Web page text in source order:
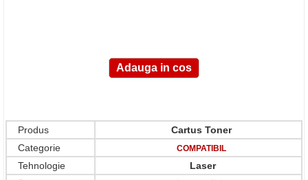
Produs
Cartus Toner
Categorie
COMPATIBIL
Tehnologie
Laser